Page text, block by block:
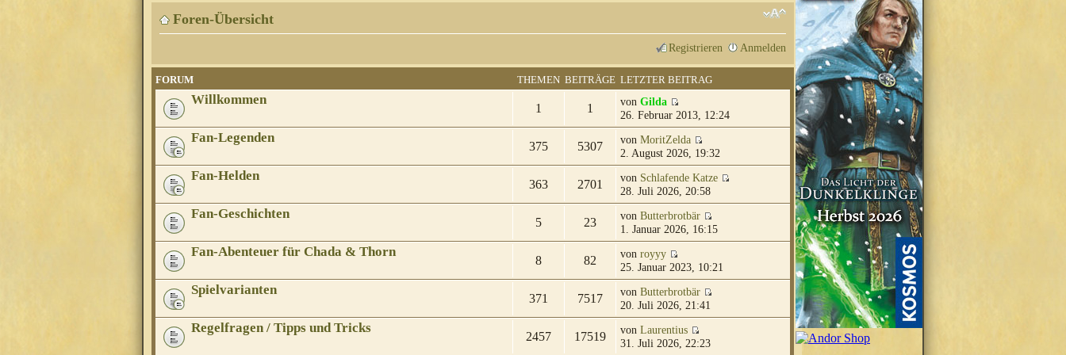
Foren-Übersicht
Registrieren Anmelden
FORUM THEMEN BEITRÄGE LETZTER BEITRAG
Willkommen
1 1 von Gilda
26. Februar 2013, 12:24
Fan-Legenden
375 5307 von MoritZelda
2. August 2026, 19:32
Fan-Helden
363 2701 von Schlafende Katze
28. Juli 2026, 20:58
Fan-Geschichten
5 23 von Butterbrotbär
1. Januar 2026, 16:15
Fan-Abenteuer für Chada & Thorn
8 82 von royyy
25. Januar 2023, 10:21
Spielvarianten
371 7517 von Butterbrotbär
20. Juli 2026, 21:41
Regelfragen / Tipps und Tricks
2457 17519 von Laurentius
31. Juli 2026, 22:23